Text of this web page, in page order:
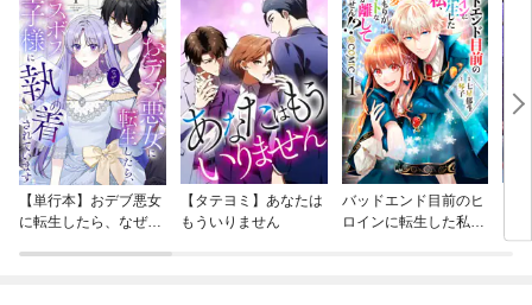
【単行本】おデブ悪女
に転生したら、なぜか
【タテヨミ】あなたは
もういりません
バッドエンド目前のヒ
ロインに転生した私、